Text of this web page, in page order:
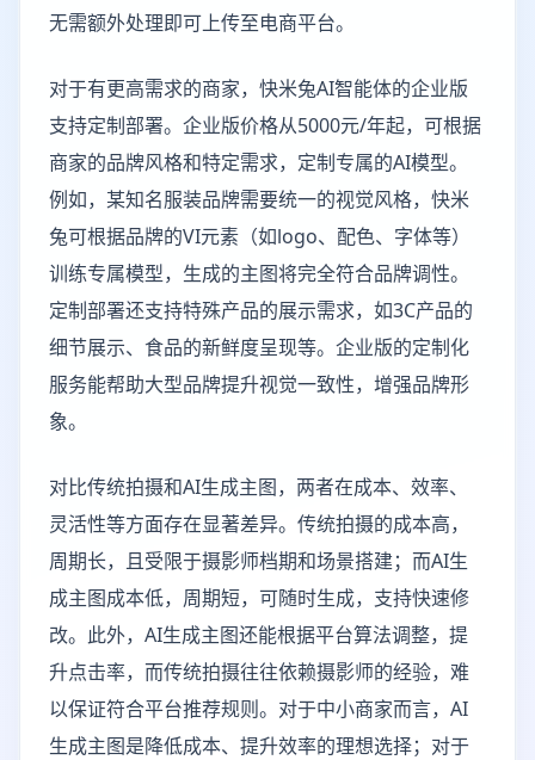
无需额外处理即可上传至电商平台。
对于有更高需求的商家，快米兔AI智能体的企业版
支持定制部署。企业版价格从5000元/年起，可根据
商家的品牌风格和特定需求，定制专属的AI模型。
例如，某知名服装品牌需要统一的视觉风格，快米
兔可根据品牌的VI元素（如logo、配色、字体等）
训练专属模型，生成的主图将完全符合品牌调性。
定制部署还支持特殊产品的展示需求，如3C产品的
细节展示、食品的新鲜度呈现等。企业版的定制化
服务能帮助大型品牌提升视觉一致性，增强品牌形
象。
对比传统拍摄和AI生成主图，两者在成本、效率、
灵活性等方面存在显著差异。传统拍摄的成本高，
周期长，且受限于摄影师档期和场景搭建；而AI生
成主图成本低，周期短，可随时生成，支持快速修
改。此外，AI生成主图还能根据平台算法调整，提
升点击率，而传统拍摄往往依赖摄影师的经验，难
以保证符合平台推荐规则。对于中小商家而言，AI
生成主图是降低成本、提升效率的理想选择；对于